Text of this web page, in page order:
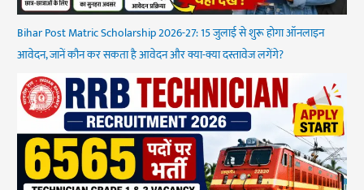
Bihar Post Matric Scholarship 2026-27: 15 जुलाई से शुरू होगा ऑनलाइन
आवेदन, जानें कौन कर सकता है आवेदन और क्या-क्या दस्तावेज लगेंगे?